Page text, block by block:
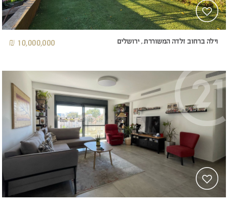
וילה ברחוב זלדה המשוררת , ירושלים 10,000,000 ₪